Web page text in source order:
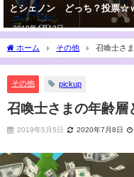
とシェノン どっち？投票☆
2019年4月13日
ホーム その他 召喚士さ
その他 pickup
召喚士さまの年齢層
2019年5月5日 2020年7月8日